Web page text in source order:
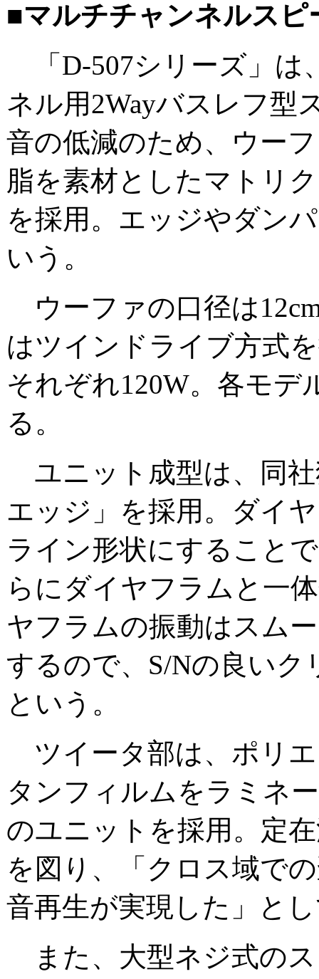
■マルチチャンネルスピ
「D-507シリーズ」は
ネル用2Wayバスレフ型
音の低減のため、ウー
脂を素材としたマトリ
を採用。エッジやダン
いう。
ウーファの口径は
はツインドライブ方式
それぞれ120W。各モデ
る。
ユニット成型は、同
エッジ」を採用。ダイ
ライン形状にすること
らにダイヤフラムと一
ヤフラムの振動はスム
するので、S/Nの良い
という。
ツイータ部は、ポリ
タンフィルムをラミネ
のユニットを採用。定
を図り、「クロス域で
音再生が実現した」と
また、大型ネジ式の